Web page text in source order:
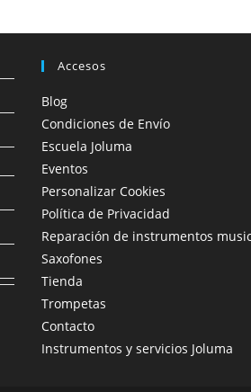
Accesos
Blog
Condiciones de Envío
Escuela Joluma
Eventos
Personalizar Cookies
Política de Privacidad
Reparación de instrumentos
Saxofones
Tienda
Trompetas
Contacto
Instrumentos y servicios Joluma